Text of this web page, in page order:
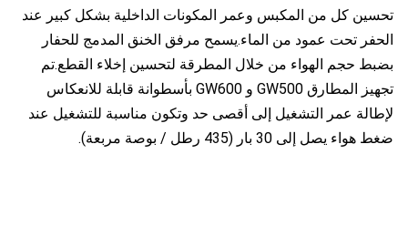
تحسين كل من المكبس وعمر المكونات الداخلية بشكل كبير عند
الحفر تحت عمود من الماء.يسمح مرفق الخنق المدمج للحفار
بضبط حجم الهواء من خلال المطرقة لتحسين إخلاء القطع.تم
تجهيز المطارق GW500 و GW600 بأسطوانة قابلة للانعكاس
لإطالة عمر التشغيل إلى أقصى حد وتكون مناسبة للتشغيل عند
ضغط هواء يصل إلى 30 بار (435 رطل / بوصة مربعة).